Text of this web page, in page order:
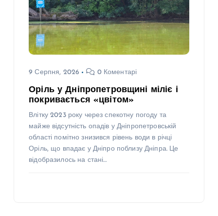
9 Серпня, 2026 0 Коментарі
Оріль у Дніпропетровщині міліє і
покривається «цвітом»
Влітку 2023 року через спекотну погоду та
майже відсутність опадів у Дніпропетровській
області помітно знизився рівень води в річці
Оріль, що впадає у Дніпро поблизу Дніпра. Це
відобразилось на стані…